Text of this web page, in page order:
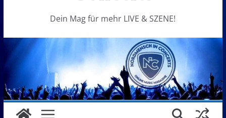
Dein Mag für mehr LIVE & SZENE!